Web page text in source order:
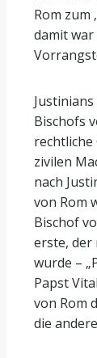
Rom zum
damit
Bischofs
zivilen
nach
von Rom
Bischof
erste, der
wurde –
Papst
von Rom
die